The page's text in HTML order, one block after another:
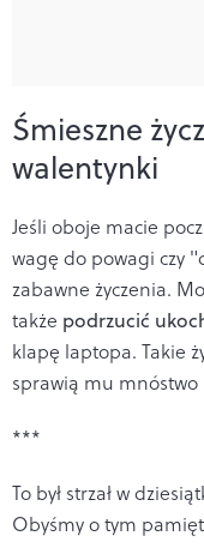
Śmieszne
walentynki
Jeśli oboje macie
wagę do powagi czy
zabawne życzenia.
także podrzucić
klapę laptopa. Takie
sprawią mu mnóstwo
***
To był strzał w
Obyśmy o tym